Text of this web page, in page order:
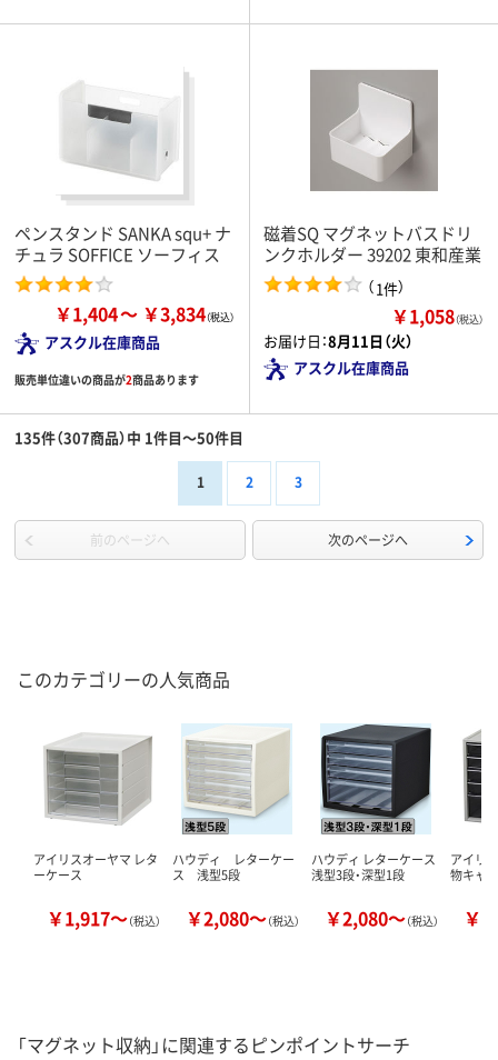
ペンスタンド SANKA squ+ ナ
チュラ SOFFICE ソーフィス
￥1,404 ￥3,834
アスクル在庫商品
販売単位違いの商品が2商品あります
磁着SQ マグネットバスドリ
ンクホルダー 39202 東和産業
（1件）
￥1,058（税込）
お届け日：8月11日（火）
アスクル在庫商品
135件（307商品）中 1件目～50件目
1 2 3
前のページへ 次のページへ
このカテゴリーの人気商品
アイリスオーヤマ レタ
ーケース
￥1,917～（税込）
ハウディ レターケー
ス 浅型5段
￥2,080～（税込）
ハウディ レターケース
浅型3段・深型1段
￥2,080～（税込）
アイリ
物キャ
￥
「マグネット収納」に関連するピンポイントサーチ